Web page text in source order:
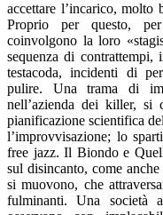
accettare l’incarico, molto
Proprio per questo,
coinvolgono la loro
sequenza di
testacoda, incidenti di
pulire. Una trama di
nell’azienda dei killer, si
pianificazione scientifica
l’improvvisazione; lo
free jazz. Il Biondo e
sul disincanto, come
si muovono, che
fulminanti. Una società